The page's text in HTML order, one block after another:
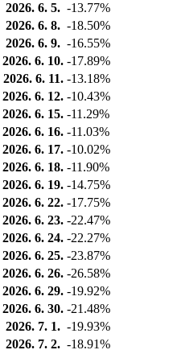
2026. 6. 5. -13.77%
2026. 6. 8. -18.50%
2026. 6. 9. -16.55%
2026. 6. 10. -17.89%
2026. 6. 11. -13.18%
2026. 6. 12. -10.43%
2026. 6. 15. -11.29%
2026. 6. 16. -11.03%
2026. 6. 17. -10.02%
2026. 6. 18. -11.90%
2026. 6. 19. -14.75%
2026. 6. 22. -17.75%
2026. 6. 23. -22.47%
2026. 6. 24. -22.27%
2026. 6. 25. -23.87%
2026. 6. 26. -26.58%
2026. 6. 29. -19.92%
2026. 6. 30. -21.48%
2026. 7. 1. -19.93%
2026. 7. 2. -18.91%